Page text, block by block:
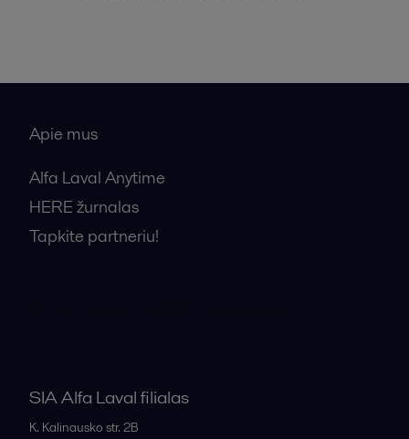
Apie mus
Alfa Laval Anytime
HERE žurnalas
Tapkite partneriu!
SIA Alfa Laval filialas
K. Kalinausko str. 2B